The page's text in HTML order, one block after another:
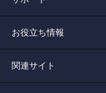
お役立ち情報
関連サイト